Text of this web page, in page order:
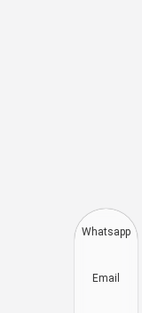
Whatsapp
Email